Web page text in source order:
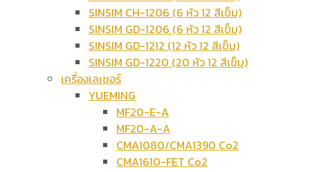
SINSIM CH-1206 (6 หัว 12 สีเข็ม)
SINSIM GD-1206 (6 หัว 12 สีเข็ม)
SINSIM GD-1212 (12 หัว 12 สีเข็ม)
SINSIM GD-1220 (20 หัว 12 สีเข็ม)
เครื่องเลเซอร์
YUEMING
MF20-E-A
MF20-A-A
CMA1080/CMA1390 Co2
CMA1610-FET Co2